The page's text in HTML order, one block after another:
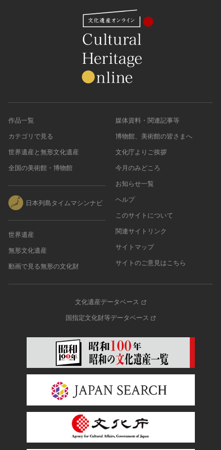
作品一覧
カテゴリで見る
世界遺産と無形文化遺産
全国の美術館・博物館
日本列島タイムマシンナビ
世界遺産
無形文化遺産
動画で見る無形の文化財
媒体資料・関連記事等
博物館、美術館の皆さまへ
文化庁よりご挨拶
今月のみどころ
お知らせ一覧
ヘルプ
このサイトについて
関連サイトリンク
サイトマップ
サイトのご意見はこちら
文化遺産データベース
国指定文化財等データベース